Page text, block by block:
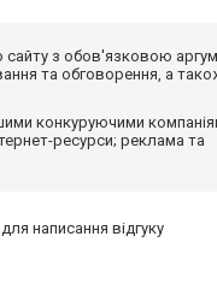
сайту з обов'язковою
та обговорення, а
конкуруючими
ресурси; реклама та
для написання відгуку